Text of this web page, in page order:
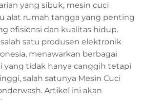
yang sibuk, mesin cuci
alat rumah tangga yang penting
efisiensi dan kualitas hidup.
satu produsen elektronik
menawarkan berbagai
yang tidak hanya canggih tetapi
salah satunya Mesin Cuci
Artikel ini akan